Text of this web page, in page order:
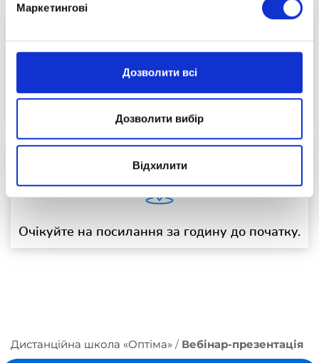
Маркетингові
Дозволити всі
Дозволити вибір
Відхилити
Початок о 19:00.
Очікуйте на посилання за годину до початку.
Дистанційна школа «Оптіма» Вебінар-презентація